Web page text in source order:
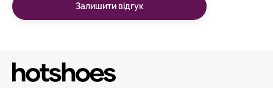
Залишити відгук